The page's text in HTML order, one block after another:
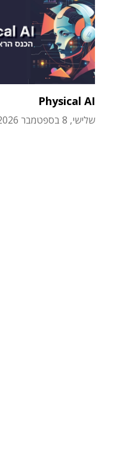
Physical AI
שלישי, 8 בספטמבר 2026